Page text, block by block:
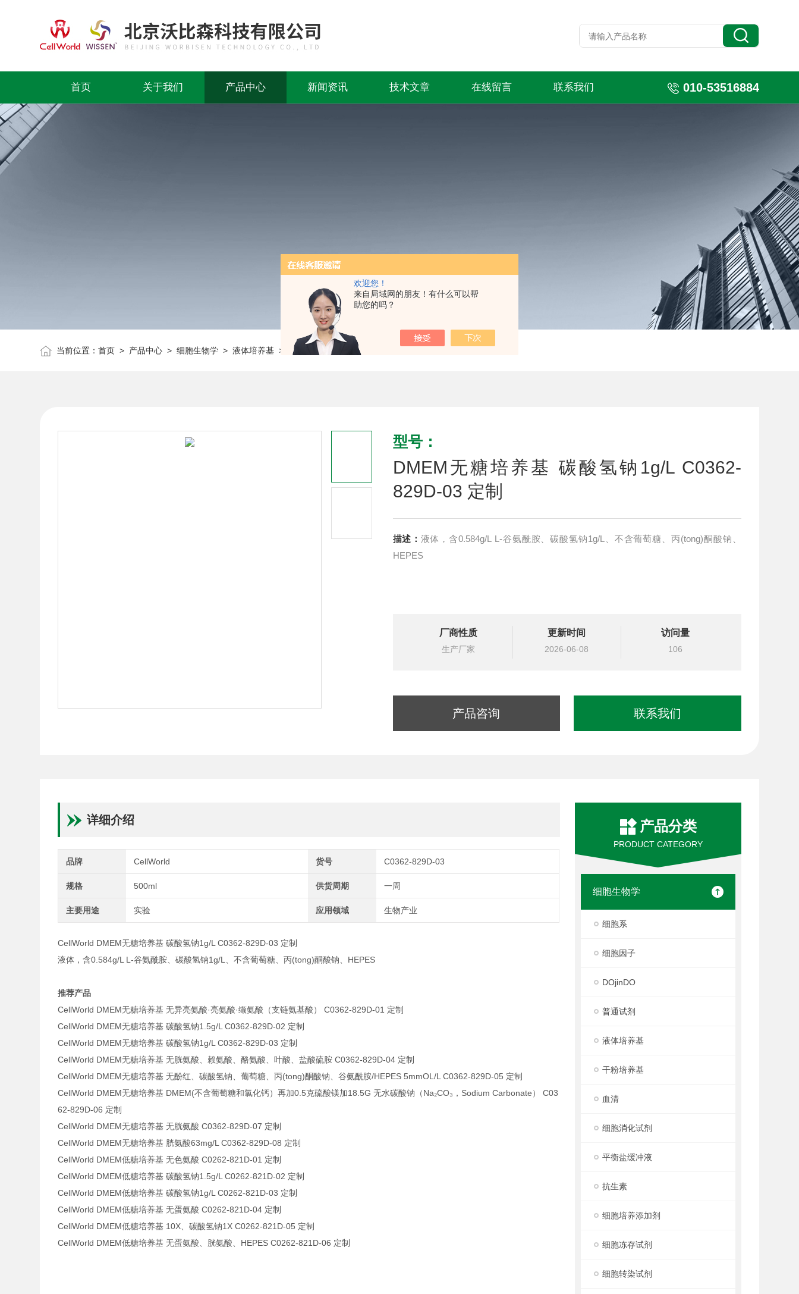
欢迎您！
来自局域网的朋友！有什么可以帮
助您的吗？
首页 关于我们 产品中心 新闻资讯 技术文章 在线留言 联系我们 010-53516884
当前位置：首页 > 产品中心 >细胞生物学 >液体培养基 > DMEM无糖培养基 碳酸氢钠1g/L C0362-829D-03 定制
型号：
DMEM无糖培养基 碳酸氢钠1g/L C0362-
829D-03 定制
描述： 液体，含0.584g/L L-谷氨酰胺、碳酸氢钠1g/L、不含葡萄糖、丙(tong)酮酸钠、
HEPES
厂商性质
生产厂家
更新时间
2026-06-08
访问量
106
产品咨询 联系我们
产品分类
PRODUCT CATEGORY
细胞生物学
细胞系
细胞因子
DOjinDO
普通试剂
液体培养基
干粉培养基
血清
细胞消化试剂
平衡盐缓冲液
抗生素
细胞培养添加剂
细胞冻存试剂
细胞转染试剂
详细介绍
品牌 CellWorld 货号 C0362-829D-03
规格 500ml 供货周期 一周
主要用途 实验 应用领域 生物产业
CellWorld DMEM无糖培养基 碳酸氢钠1g/L C0362-829D-03 定制
液体，含0.584g/L L-谷氨酰胺、碳酸氢钠1g/L、不含葡萄糖、丙(tong)酮酸钠、HEPES
推荐产品
CellWorld DMEM无糖培养基 无异亮氨酸·亮氨酸·缬氨酸（支链氨基酸） C0362-829D-01 定制
CellWorld DMEM无糖培养基 碳酸氢钠1.5g/L C0362-829D-02 定制
CellWorld DMEM无糖培养基 碳酸氢钠1g/L C0362-829D-03 定制
CellWorld DMEM无糖培养基 无胱氨酸、赖氨酸、酪氨酸、叶酸、盐酸硫胺 C0362-829D-04 定制
CellWorld DMEM无糖培养基 无酚红、碳酸氢钠、葡萄糖、丙(tong)酮酸钠、谷氨酰胺/HEPES 5mmOL/L C0362-829D-05 定制
CellWorld DMEM无糖培养基 DMEM(不含葡萄糖和氯化钙）再加0.5克硫酸镁加18.5G 无水碳酸钠（Na₂CO₃，Sodium Carbonate） C03
62-829D-06 定制
CellWorld DMEM无糖培养基 无胱氨酸 C0362-829D-07 定制
CellWorld DMEM无糖培养基 胱氨酸63mg/L C0362-829D-08 定制
CellWorld DMEM低糖培养基 无色氨酸 C0262-821D-01 定制
CellWorld DMEM低糖培养基 碳酸氢钠1.5g/L C0262-821D-02 定制
CellWorld DMEM低糖培养基 碳酸氢钠1g/L C0262-821D-03 定制
CellWorld DMEM低糖培养基 无蛋氨酸 C0262-821D-04 定制
CellWorld DMEM低糖培养基 10X、碳酸氢钠1X C0262-821D-05 定制
CellWorld DMEM低糖培养基 无蛋氨酸、胱氨酸、HEPES C0262-821D-06 定制